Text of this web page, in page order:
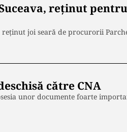
reținut
reținut joi seară de procurorii
către CNA
unor documente foarte